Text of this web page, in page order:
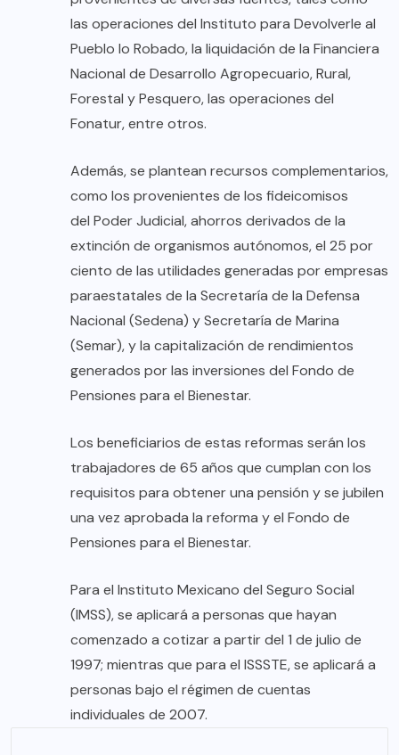
las operaciones del Instituto para Devolverle al
Pueblo lo Robado, la liquidación de la Financiera
Nacional de Desarrollo Agropecuario, Rural,
Forestal y Pesquero, las operaciones del
Fonatur, entre otros.
Además, se plantean recursos complementarios,
como los provenientes de los fideicomisos
del Poder Judicial, ahorros derivados de la
extinción de organismos autónomos, el 25 por
ciento de las utilidades generadas por empresas
paraestatales de la Secretaría de la Defensa
Nacional (Sedena) y Secretaría de Marina
(Semar), y la capitalización de rendimientos
generados por las inversiones del Fondo de
Pensiones para el Bienestar.
Los beneficiarios de estas reformas serán los
trabajadores de 65 años que cumplan con los
requisitos para obtener una pensión y se jubilen
una vez aprobada la reforma y el Fondo de
Pensiones para el Bienestar.
Para el Instituto Mexicano del Seguro Social
(IMSS), se aplicará a personas que hayan
comenzado a cotizar a partir del 1 de julio de
1997; mientras que para el ISSSTE, se aplicará a
personas bajo el régimen de cuentas
individuales de 2007.